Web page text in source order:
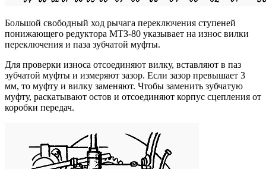
Большой свободный ход рычага переключения ступеней
понижающего редуктора МТЗ-80 указывает на износ вилки
переключения и паза зубчатой муфты.
Для проверки износа отсоединяют вилку, вставляют в паз
зубчатой муфты и измеряют зазор. Если зазор превышает 3
мм, то муфту и вилку заменяют. Чтобы заменить зубчатую
муфту, раскатывают остов и отсоединяют корпус сцепления от
коробки передач.